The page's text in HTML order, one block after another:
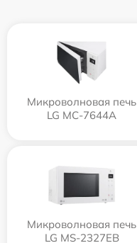
Микроволновая печь
LG MC-7644A
Микроволновая печь
LG MS-2327EB